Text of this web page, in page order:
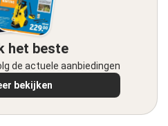
het beste
de actuele aanbiedingen
bekijken